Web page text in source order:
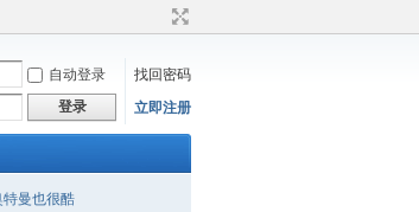
自动登录
找回密码
登录 立即注册
特曼也很酷